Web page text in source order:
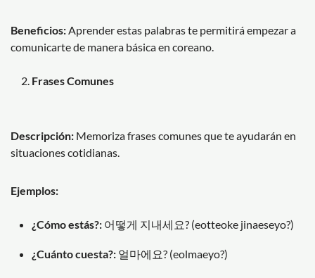
Beneficios: Aprender estas palabras te permitirá empezar a
comunicarte de manera básica en coreano.
Frases Comunes
Descripción: Memoriza frases comunes que te ayudarán en
situaciones cotidianas.
Ejemplos:
¿Cómo estás?: 어떻게 지내세요? (eotteoke jinaeseyo?)
¿Cuánto cuesta?: 얼마에요? (eolmaeyo?)